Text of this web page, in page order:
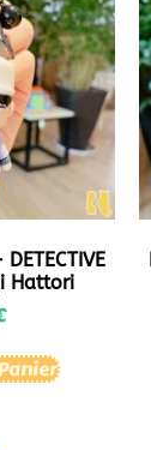
DETECTIVE
Hattori